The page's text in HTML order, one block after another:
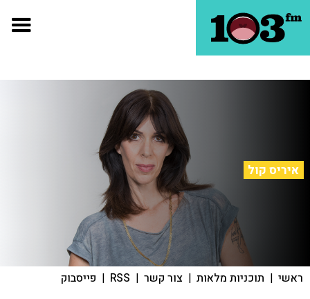
איריס קול
ראשי | תוכניות מלאות | צור קשר |
RSS
| פייסבוק